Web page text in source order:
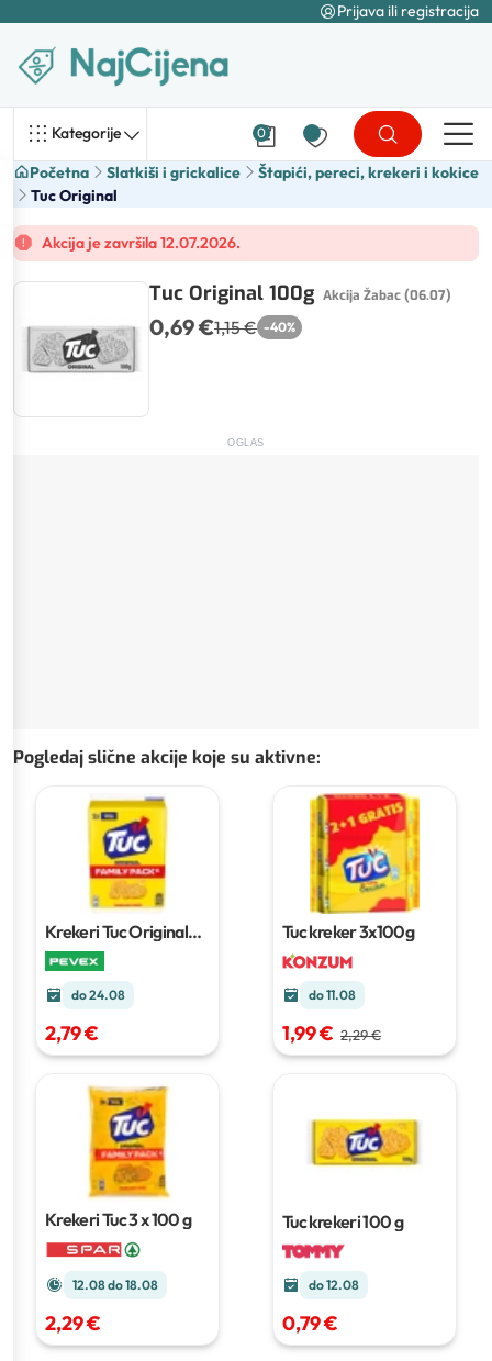
Prijava ili registracija
Kategorije 0
Početna Slatkiši i grickalice
Štapići, pereci, krekeri i kokice
Tuc Original
Akcija je završila 12.07.2026.
Tuc Original 100g Akcija Žabac (06.07)
0,69 €1,15 € -40%
OGLAS
Pogledaj slične akcije koje su aktivne:
Krekeri Tuc Original
Family Pack
do 24.08
2,79 €
Tuc kreker3x100g
do 11.08
1,99 € 2,29 €
Krekeri Tuc3 x 100 g
12.08 do 18.08
2,29 €
Tuc krekeri100 g
do 12.08
0,79 €